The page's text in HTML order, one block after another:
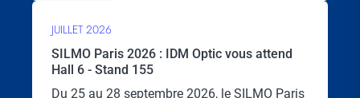
JUILLET 2026
SILMO Paris 2026 : IDM Optic vous attend
Hall 6 - Stand 155
Chapo
Du 25 au 28 septembre 2026, le SILMO Paris